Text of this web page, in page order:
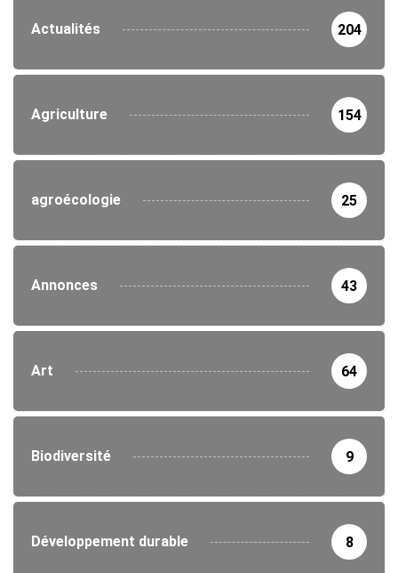
Actualités 204
Agriculture 154
agroécologie 25
Annonces 43
Art 64
Biodiversité 9
Développement durable 8